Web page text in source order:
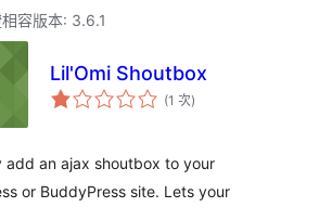
容版本: 3.6.1
Lil'Omi Shoutbox
(1 次評
分)
add an ajax shoutbox to your
or BuddyPress site. Lets your